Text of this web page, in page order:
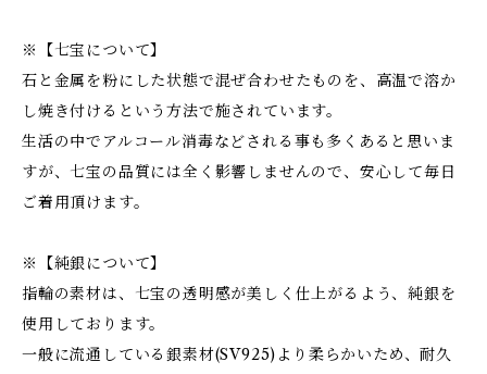
※【七宝について】
石と金属を粉にした状態で混ぜ合わせたものを、高温で溶か
し焼き付けるという方法で施されています。
生活の中でアルコール消毒などされる事も多くあると思いま
すが、七宝の品質には全く影響しませんので、安心して毎日
ご着用頂けます。
※【純銀について】
指輪の素材は、七宝の透明感が美しく仕上がるよう、純銀を
使用しております。
一般に流通している銀素材(SV925)より柔らかいため、耐久